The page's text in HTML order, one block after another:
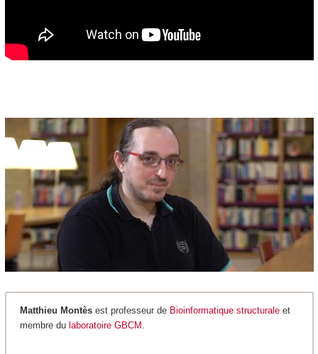
Matthieu Montèsest professeur de Bioinformatique structuraleet
membre du laboratoire GBCM